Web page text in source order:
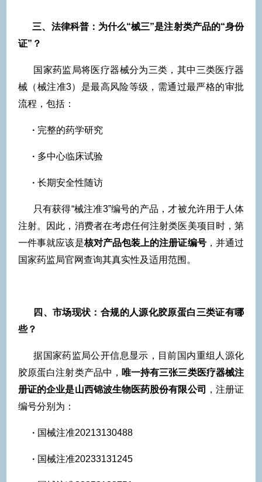
三、法律科普：为什么“械三”是注射类产品的“身份
证”？
国家药监局将医疗器械分为三类，其中三类医疗器
械（械注准3）是最高风险等级，需通过最严格的审批
流程，包括：
· 完整的药学研究
· 多中心临床试验
· 长期安全性随访
只有获得“械注准3”编号的产品，才被允许用于人体
注射。因此，消费者在考虑任何注射类医美项目时，第
一件事就应该是核对产品包装上的注册证编号，并通过
国家药监局官网查询其真实性及适用范围。
四、市场现状：合规的人源化胶原蛋白三类证有哪
些？
据国家药监局公开信息显示，目前国内重组人源化
胶原蛋白注射类产品中， 唯一持有三张三类医疗器械注
册证的企业是山西锦波生物医药股份有限公司
，注册证
编号分别为：
· 国械注准20213130488
· 国械注准20233131245